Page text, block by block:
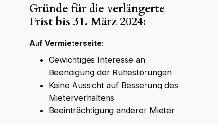
Gründe für die verlängerte
Frist bis 31. März 2024:
Auf Vermieterseite:
Gewichtiges Interesse an
Beendigung der Ruhestörungen
Keine Aussicht auf Besserung des
Mieterverhaltens
Beeinträchtigung anderer Mieter